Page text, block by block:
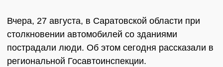
Вчера, 27 августа, в Саратовской области при
столкновении автомобилей со зданиями
пострадали люди. Об этом сегодня рассказали в
региональной Госавтоинспекции.